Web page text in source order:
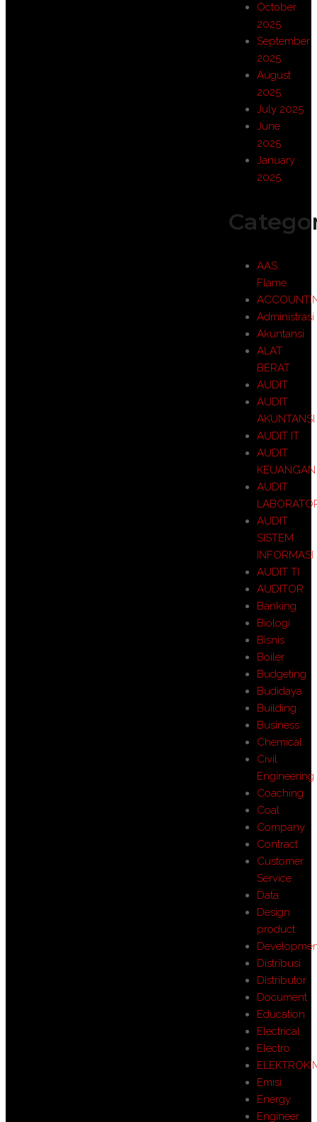
October
2025
September
2025
August
2025
July 2025
June
2025
January
2025
AAS
Flame
Administrasi
Akuntansi
ALAT
BERAT
AUDIT
AUDIT
AKUNTANSI
AUDIT IT
AUDIT
KEUANGAN
AUDIT
AUDIT
SISTEM
INFORMASI
AUDIT TI
AUDITOR
Banking
Biologi
Bisnis
Boiler
Budgeting
Budidaya
Building
Business
Chemical
Civil
Engineering
Coaching
Coal
Company
Contract
Customer
Service
Data
Design
product
Distribusi
Distributor
Document
Education
Electrical
Electro
Emisi
Energy
Engineer